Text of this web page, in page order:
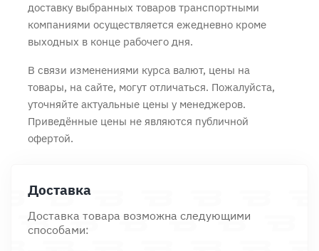
доставку выбранных товаров транспортными
компаниями осуществляется ежедневно кроме
выходных в конце рабочего дня.
В связи изменениями курса валют, цены на
товары, на сайте, могут отличаться. Пожалуйста,
уточняйте актуальные цены у менеджеров.
Приведённые цены не являются публичной
офертой.
Доставка
Доставка товара возможна следующими
способами: